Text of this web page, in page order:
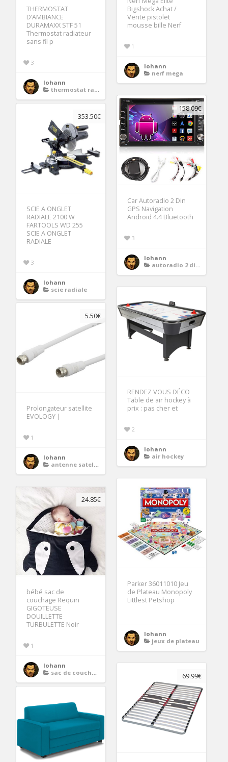
Bigshock Achat /
Vente pistolet
mousse bille Nerf
1
lohann
nerf mega
THERMOSTAT
D’AMBIANCE
DURAMAXX STF 51
Thermostat radiateur
sans fil p
3
lohann
thermostat radiateur electrique
158.09€
Car Autoradio 2 Din
GPS Navigation
Android 4.4 Bluetooth
3
lohann
autoradio 2 din gps
353.50€
SCIE A ONGLET
RADIALE 2100 W
FARTOOLS WD 255
SCIE A ONGLET
RADIALE
3
lohann
scie radiale
RENDEZ VOUS DÉCO
Table de air hockey à
prix : pas cher et
2
lohann
air hockey
5.50€
Prolongateur satellite
EVOLOGY |
1
lohann
antenne satellite plate
Parker 36011010 Jeu
de Plateau Monopoly
Littlest Petshop
lohann
jeux de plateau
24.85€
bébé sac de
couchage Requin
GIGOTEUSE
DOUILLETTE
TURBULETTE Noir
1
lohann
sac de couchage enfant
69.99€